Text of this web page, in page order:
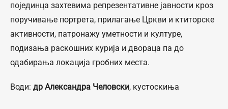
појединца захтевима репрезентативне јавности кроз
поручивање портрета, прилагање Цркви и ктиторске
активности, патронажу уметности и културе,
подизања раскошних курија и двораца па до
одабирања локација гробних места.
Води: др Александра Человски, кустоскиња